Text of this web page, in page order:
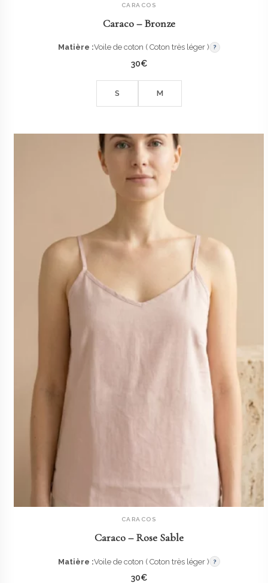
AJOUTER AU PANIER
CARACOS
Caraco – Bronze
Matière :Voile de coton ( Coton très léger ) ?
30€
S M
AJOUTER AU PANIER
CARACOS
Caraco – Rose Sable
Matière :Voile de coton ( Coton très léger ) ?
30€